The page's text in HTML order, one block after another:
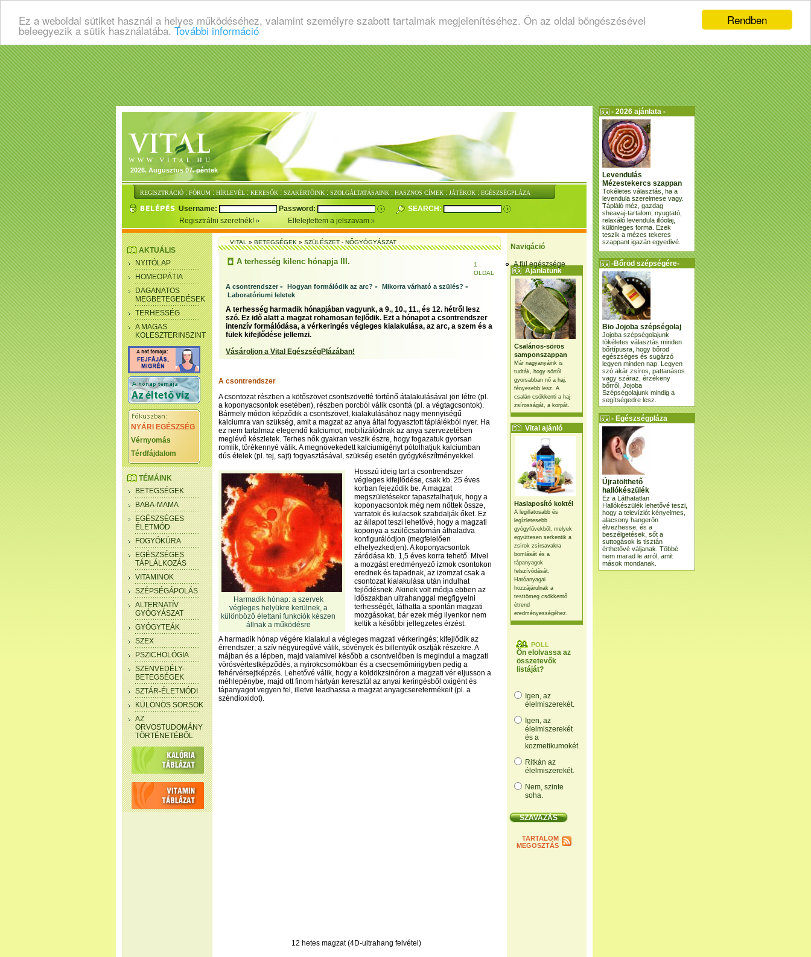
Rendben
Ez a weboldal sütiket használ a helyes működéséhez, valamint személyre szabott tartalmak megjelenítéséhez. Ön az oldal böngészésével
beleegyezik a sütik használatába. További információ
2026. Augusztus 07. péntek
REGISZTRÁCIÓ : FÓRUM : HÍRLEVÉL : KERESŐK : SZAKÉRTŐINK : SZOLGÁLTATÁSAINK : HASZNOS CÍMEK : JÁTÉKOK : EGÉSZSÉGPLÁZA
Username: Password:
SEARCH:
Regisztrálni szeretnék!
Elfelejtettem a jelszavam
Navigáció
A fül egészsége
Ajánlatunk
Csalános-sörös
samponszappan
Már nagyanyáink is
tudták, hogy sörtől
gyorsabban nő a haj,
fényesebb lesz. A
csalán csökkenti a haj
zsírosságát, a korpát.
Vital ajánló
Haslaposító koktél
A legillatosabb és
legízletesebb
gyógyfűvekből, melyek
együttesen serkentik a
zsírok zsírsavakra
bomlását és a
tápanyagok
felszívódását.
Hatóanyagai
hozzájárulnak a
testtömeg csökkentő
étrend
eredményességéhez.
POLL
Ön elolvassa az
összetevők
listáját?
Igen, az
élelmiszerekét.
Igen, az
élelmiszerekét
és a
kozmetikumokét.
Ritkán az
élelmiszerekét.
Nem, szinte
soha.
TARTALOM
MEGOSZTÁS
AKTUÁLIS
NYITÓLAP
HOMEOPÁTIA
DAGANATOS
MEGBETEGEDÉSEK
TERHESSÉG
A MAGAS
KOLESZTERINSZINT
NYÁRI EGÉSZSÉG
Vérnyomás
Térdfájdalom
TÉMÁINK
BETEGSÉGEK
BABA-MAMA
EGÉSZSÉGES
ÉLETMÓD
FOGYÓKÚRA
EGÉSZSÉGES
TÁPLÁLKOZÁS
VITAMINOK
SZÉPSÉGÁPOLÁS
ALTERNATÍV
GYÓGYÁSZAT
GYÓGYTEÁK
SZEX
PSZICHOLÓGIA
SZENVEDÉLY-
BETEGSÉGEK
SZTÁR-ÉLETMÓDI
KÜLÖNÖS SORSOK
AZ
ORVOSTUDOMÁNY
TÖRTÉNETÉBŐL
VITAL»BETEGSÉGEK»SZÜLÉSZET - NŐGYÓGYÁSZAT
A terhesség kilenc hónapja III.
1 .
OLDAL
A csontrendszer - Hogyan formálódik az arc? - Mikorra várható a szülés? -
Laboratóriumi leletek
A terhesség harmadik hónapjában vagyunk, a 9., 10., 11., és 12. hétről lesz
szó. Ez idő alatt a magzat rohamosan fejlődik. Ezt a hónapot a csontrendszer
intenzív formálódása, a vérkeringés végleges kialakulása, az arc, a szem és a
fülek kifejlődése jellemzi.
Vásároljon a Vital EgészségPlázában!
A csontrendszer
A csontozat részben a kötőszövet csontszövetté történő átalakulásával jön létre (pl.
a koponyacsontok esetében), részben porcból válik csonttá (pl. a végtagcsontok).
Bármely módon képződik a csontszövet, kialakulásához nagy mennyiségű
kalciumra van szükség, amit a magzat az anya által fogyasztott táplálékból nyer. Ha
ez nem tartalmaz elegendő kalciumot, mobilizálódnak az anya szervezetében
meglévő készletek. Terhes nők gyakran veszik észre, hogy fogazatuk gyorsan
romlik, törékennyé válik. A megnövekedett kalciumigényt pótolhatjuk kalciumban
dús ételek (pl. tej, sajt) fogyasztásával, szükség esetén gyógykészítményekkel.
Harmadik hónap: a szervek
végleges helyükre kerülnek, a
különböző élettani funkciók készen
állnak a működésre
Hosszú ideig tart a csontrendszer
végleges kifejlődése, csak kb. 25 éves
korban fejeződik be. A magzat
megszületésekor tapasztalhatjuk, hogy a
koponyacsontok még nem nőttek össze,
varratok és kulacsok szabdalják őket. Ez
az állapot teszi lehetővé, hogy a magzati
koponya a szülőcsatornán áthaladva
konfigurálódjon (megfelelően
elhelyezkedjen). A koponyacsontok
záródása kb. 1,5 éves korra tehető. Mivel
a mozgást eredményező izmok csontokon
erednek és tapadnak, az izomzat csak a
csontozat kialakulása után indulhat
fejlődésnek. Akinek volt módja ebben az
időszakban ultrahanggal megfigyelni
terhességét, láthatta a spontán magzati
mozgásokat, bár ezek még ilyenkor nem
keltik a későbbi jellegzetes érzést.
A harmadik hónap végére kialakul a végleges magzati vérkeringés; kifejlődik az
érrendszer; a szív négyüregűvé válik, sövények és billentyűk osztják részekre. A
májban és a lépben, majd valamivel később a csontvelőben is megindul a magzati
vörösvértestképződés, a nyirokcsomókban és a csecsemőmirigyben pedig a
fehérvérsejtképzés. Lehetővé válik, hogy a köldökzsinóron a magzati vér eljusson a
méhlepénybe, majd ott finom hártyán keresztül az anyai keringésből oxigént és
tápanyagot vegyen fel, illetve leadhassa a magzat anyagcseretermékeit (pl. a
széndioxidot).
12 hetes magzat (4D-ultrahang felvétel)
- 2026 ajánlata -
Levendulás
Mézestekercs szappan
Tökéletes választás, ha a
levendula szerelmese vagy.
Tápláló méz, gazdag
sheavaj-tartalom, nyugtató,
relaxáló levendula illóolaj,
különleges forma. Ezek
teszik a mézes tekercs
szappant igazán egyedivé.
-Bőröd szépségére-
Bio Jojoba szépségolaj
Jojoba szépségolajunk
tökéletes választás minden
bőrtípusra, hogy bőröd
egészséges és sugárzó
legyen minden nap. Legyen
szó akár zsíros, pattanásos
vagy száraz, érzékeny
bőrről, Jojoba
Szépségolajunk mindig a
segítségedre lesz.
- Egészségpláza
ajánlatunk -
Újratölthető
hallókészülék
Ez a Láthatatlan
Hallókészülék lehetővé teszi,
hogy a televíziót kényelmes,
alacsony hangerőn
élvezhesse, és a
beszélgetések, sőt a
suttogások is tisztán
érthetővé váljanak. Többé
nem marad le arról, amit
mások mondanak.